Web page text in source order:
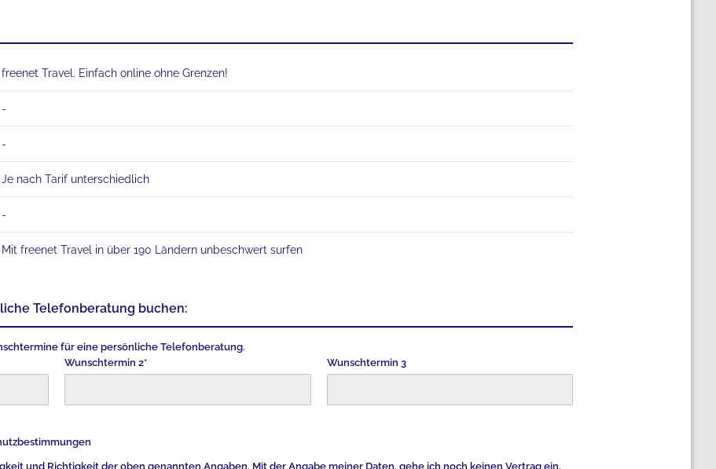
freenet Travel. Einfach online ohne Grenzen!
-
-
Je nach Tarif unterschiedlich
-
Mit freenet Travel in über 190 Ländern unbeschwert surfen
Telefonberatung buchen:
für eine persönliche Telefonberatung.
Wunschtermin 2* Wunschtermin 3
und Richtigkeit der oben genannten Angaben. Mit der Angabe meiner Daten, gehe ich noch keinen Vertrag ein.